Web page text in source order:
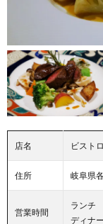
店名 ビスト
住所 岐阜県
営業時間
ランチ
ディナ